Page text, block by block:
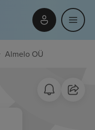
Almelo OÜ